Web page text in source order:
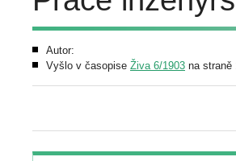
Autor:
Vyšlo v časopise Živa 6/1903 na straně